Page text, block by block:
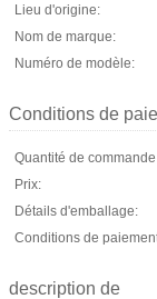
Lieu d'origine:
Nom de marque:
Numéro de modèle:
Conditions de
Quantité de
Prix:
Détails d'emballage:
Conditions de
description de